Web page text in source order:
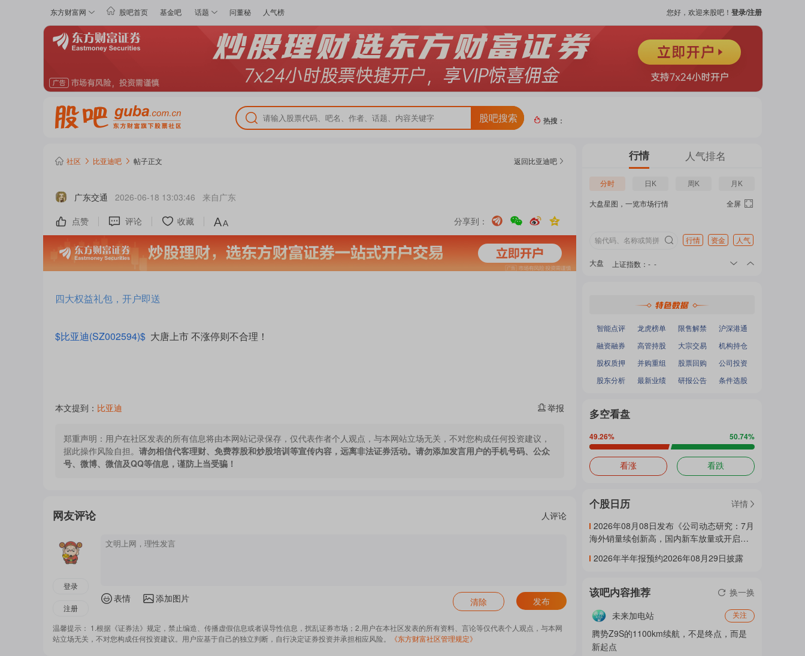
东方财富网 股吧首页 基金吧 话题 问董秘 人气榜 您好，欢迎来股吧！ 登录/注册
股吧搜索
热门
吧
热
题
热
概
热搜：
社区 比亚迪吧 帖子正文 返回比亚迪吧
广东交通 2026-06-18 13:03:46 来自广东
点赞
评论 收藏 分享到：
四大权益礼包，开户即送
$比亚迪(SZ002594)$ 大唐上市 不涨停则不合理！
本文提到： 比亚迪 举报
郑重声明： 用户在社区发表的所有信息将由本网站记录保存，仅代表作者个人观点，与本网站立场无关，不对您构成任何投资建议，
据此操作风险自担。 请勿相信代客理财、免费荐股和炒股培训等宣传内容，远离非法证券活动。请勿添加发言用户的手机号码、公众
号、微博、微信及QQ等信息，谨防上当受骗！
网友评论 人评论
登录
注册
表情 添加图片 清除 发布
温馨提示： 1.根据《证券法》规定，禁止编造、传播虚假信息或者误导性信息，扰乱证券市场；2.用户在本社区发表的所有资料、言论等仅代表个人观点，与本网
站立场无关，不对您构成任何投资建议。用户应基于自己的独立判断，自行决定证券投资并承担相应风险。
《东方财富社区管理规定》
行情 人气排名
分时 日K 周K 月K
大盘星图，一览市场行情 全屏
行情 资金 人气
大盘 上证指数 ： - -
：- -
智能点评 龙虎榜单 限售解禁
沪深港通
融资融券
高管持股 大宗交易
机构持仓
股权质押
并购重组 股票回购
公司投资
股东分析
最新业绩 研报公告 条件选股
多空看盘
49.26% 50.74%
看涨 看跌
个股日历
详情
2026年08月08日发布《公司动态研究：7月
海外销量续创新高，国内新车放量或开启》
2026年半年报预约2026年08月29日披露
该吧内容推荐 换一换
未来加电站 关注
腾势Z9S的1100km续航，不是终点，而是
新起点